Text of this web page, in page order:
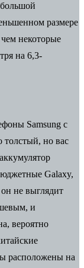
большой
размере
некоторые
на 6,3-
Samsung с
толстый, но вас
Galaxy,
не выглядит
и
вероятно
расположены на